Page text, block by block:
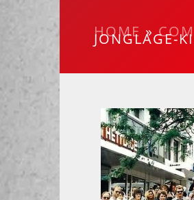
HOME »
JONGLAGE-